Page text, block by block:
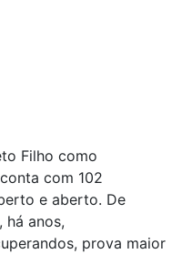
Filho como
com 102
e aberto. De
há anos,
prova maior